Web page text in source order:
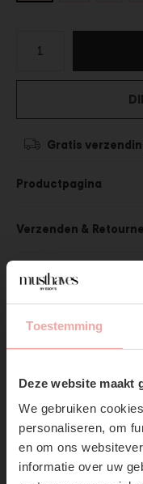
Toestemming
Deze website maakt
We gebruiken
personaliseren, om
en om ons
informatie over uw
10% OFF
ORDER!
Don't miss out on
Gratis
Productpagina
Verzenden &